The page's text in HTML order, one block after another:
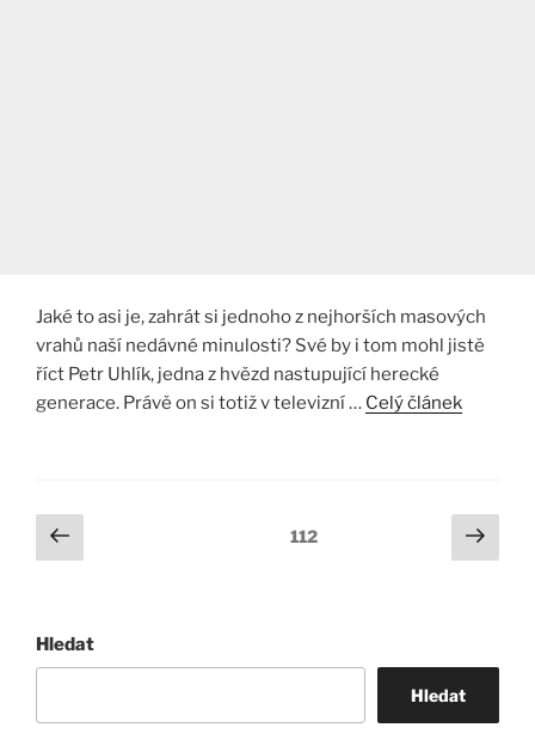
Jaké to asi je, zahrát si jednoho z nejhorších masových
vrahů naší nedávné minulosti? Své by i tom mohl jistě
říct Petr Uhlík, jedna z hvězd nastupující herecké
generace. Právě on si totiž v televizní … Celý článek
Stránkování
příspěvků
Předchozí
stránka
Stránka:112
Další
Hledat
Hledat